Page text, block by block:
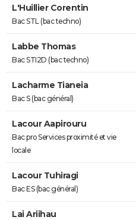
L'Huillier Corentin
Bac STL (bac techno)
Labbe Thomas
Bac STI2D (bac techno)
Lacharme Tianeia
Bac S (bac général)
Lacour Aapirouru
Bac pro Services proximité et vie
locale
Lacour Tuhiragi
Bac ES (bac général)
Lai Ariihau